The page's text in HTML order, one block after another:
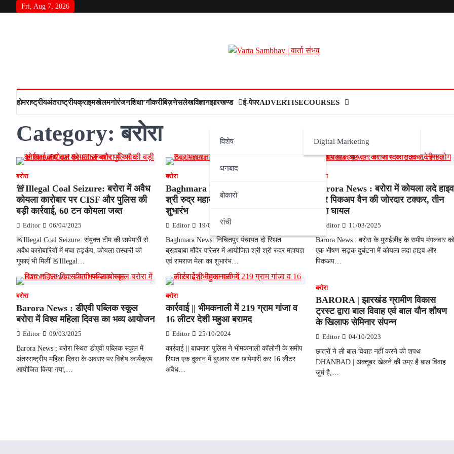
Fri, Aug 7, 2026
होमराष्‍ट्रीयअंतराष्‍ट्रीयक्राइमखेलमनोरंजनशिक्षा’नौकरीबिज़नेसलेखविज्ञानझारखण्ड
विशेष
धनबाद
बोकारो
रांची
ई-पेपरADVERTISECOURSES
Digital Marketing
Category:बरोरा
बरोरा
🚨Illegal Coal Seizure: बरोरा में अवैध
कोयला कारोबार पर CISF और पुलिस की
बड़ी कार्रवाई, 60 टन कोयला जब्त
Editor 06/04/2025
🚨Illegal Coal Seizure: संयुक्त टीम की छापेमारी से
अवैध कारोबारियों में मचा हड़कंप, कोयला तस्करी की
गुफाएं भी मिलीं 🚨Illegal…
बरोरा
Baghmara News: ब्रह्मबाबा मंदिर में श्री
श्री रुद्र महायज्ञ एवं रामराज मेला का भव्य
शुभारंभ
Editor 19/03/2025
Baghmara News: निचितपुर पंचायत दो स्थित
ब्रह्मबाबा मंदिर परिसर में आयोजित श्री श्री रुद्र महायज्ञ
एवं रामराज मेला का शुभारंभ…
बरोरा
Barora News : बरोरा में कोयला लदे हाइव
और पिकअप वैन की जोरदार टक्कर, तीन
लोग घायल
Editor 11/03/2025
Barora News : बरोरा के मुराईडीह के समीप मंगलवार को
एक भीषण सड़क दुर्घटना में कोयला लदा हाइव और
पिकअप…
बरोरा
Barora News : डीएवी पब्लिक स्कूल
बरोरा में विश्व महिला दिवस का भव्य आयोजन
Editor 09/03/2025
Barora News : बरोरा स्थित डीएवी पब्लिक स्कूल में
अंतरराष्ट्रीय महिला दिवस के अवसर पर विशेष कार्यक्रम
आयोजित किया गया,…
बरोरा
कार्रवाई || भीमकनाली में 219 ग्राम गांजा व
16 लीटर देशी महुआ बरामद
Editor 25/10/2024
कार्रवाई || बाघमारा पुलिस ने भीमकनाली कॉलोनी के समीप
स्थित एक दुकान में बुधवार रात छापेमारी कर 16 लीटर
अवैध…
बरोरा
BARORA | झारखंड ग्रामीण विकास
ट्रस्ट द्वारा बाल विवाह एवं बाल यौन शौषण
के खिलाफ सेमिनार संपन्न
Editor 04/10/2023
छात्रों ने ली बाल विवाह नहीं करने की शपथ
DHANBAD | अक्तूबर खेलने की उम्र है बाल विवाह
जुर्म है,…